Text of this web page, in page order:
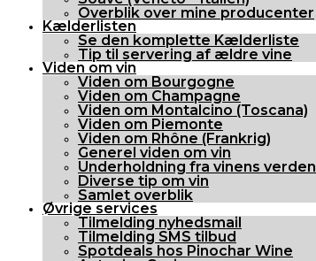
Overblik over mine producenter
Kælderlisten
Se den komplette Kælderliste
Tip til servering af ældre vine
Viden om vin
Viden om Bourgogne
Viden om Champagne
Viden om Montalcino (Toscana)
Viden om Piemonte
Viden om Rhône (Frankrig)
Generel viden om vin
Underholdning fra vinens verden
Diverse tip om vin
Samlet overblik
Øvrige services
Tilmelding nyhedsmail
Tilmelding SMS tilbud
Spotdeals hos Pinochar Wine